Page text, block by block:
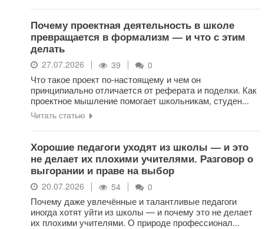
Почему проектная деятельность в школе
превращается в формализм — и что с этим
делать
27.07.2026 39 0
Что такое проект по-настоящему и чем он
принципиально отличается от реферата и поделки. Как
проектное мышление помогает школьникам, студен...
Читать статью
Хорошие педагоги уходят из школы — и это
не делает их плохими учителями. Разговор о
выгорании и праве на выбор
20.07.2026 54 0
Почему даже увлечённые и талантливые педагоги
иногда хотят уйти из школы — и почему это не делает
их плохими учителями. О природе профессионал...